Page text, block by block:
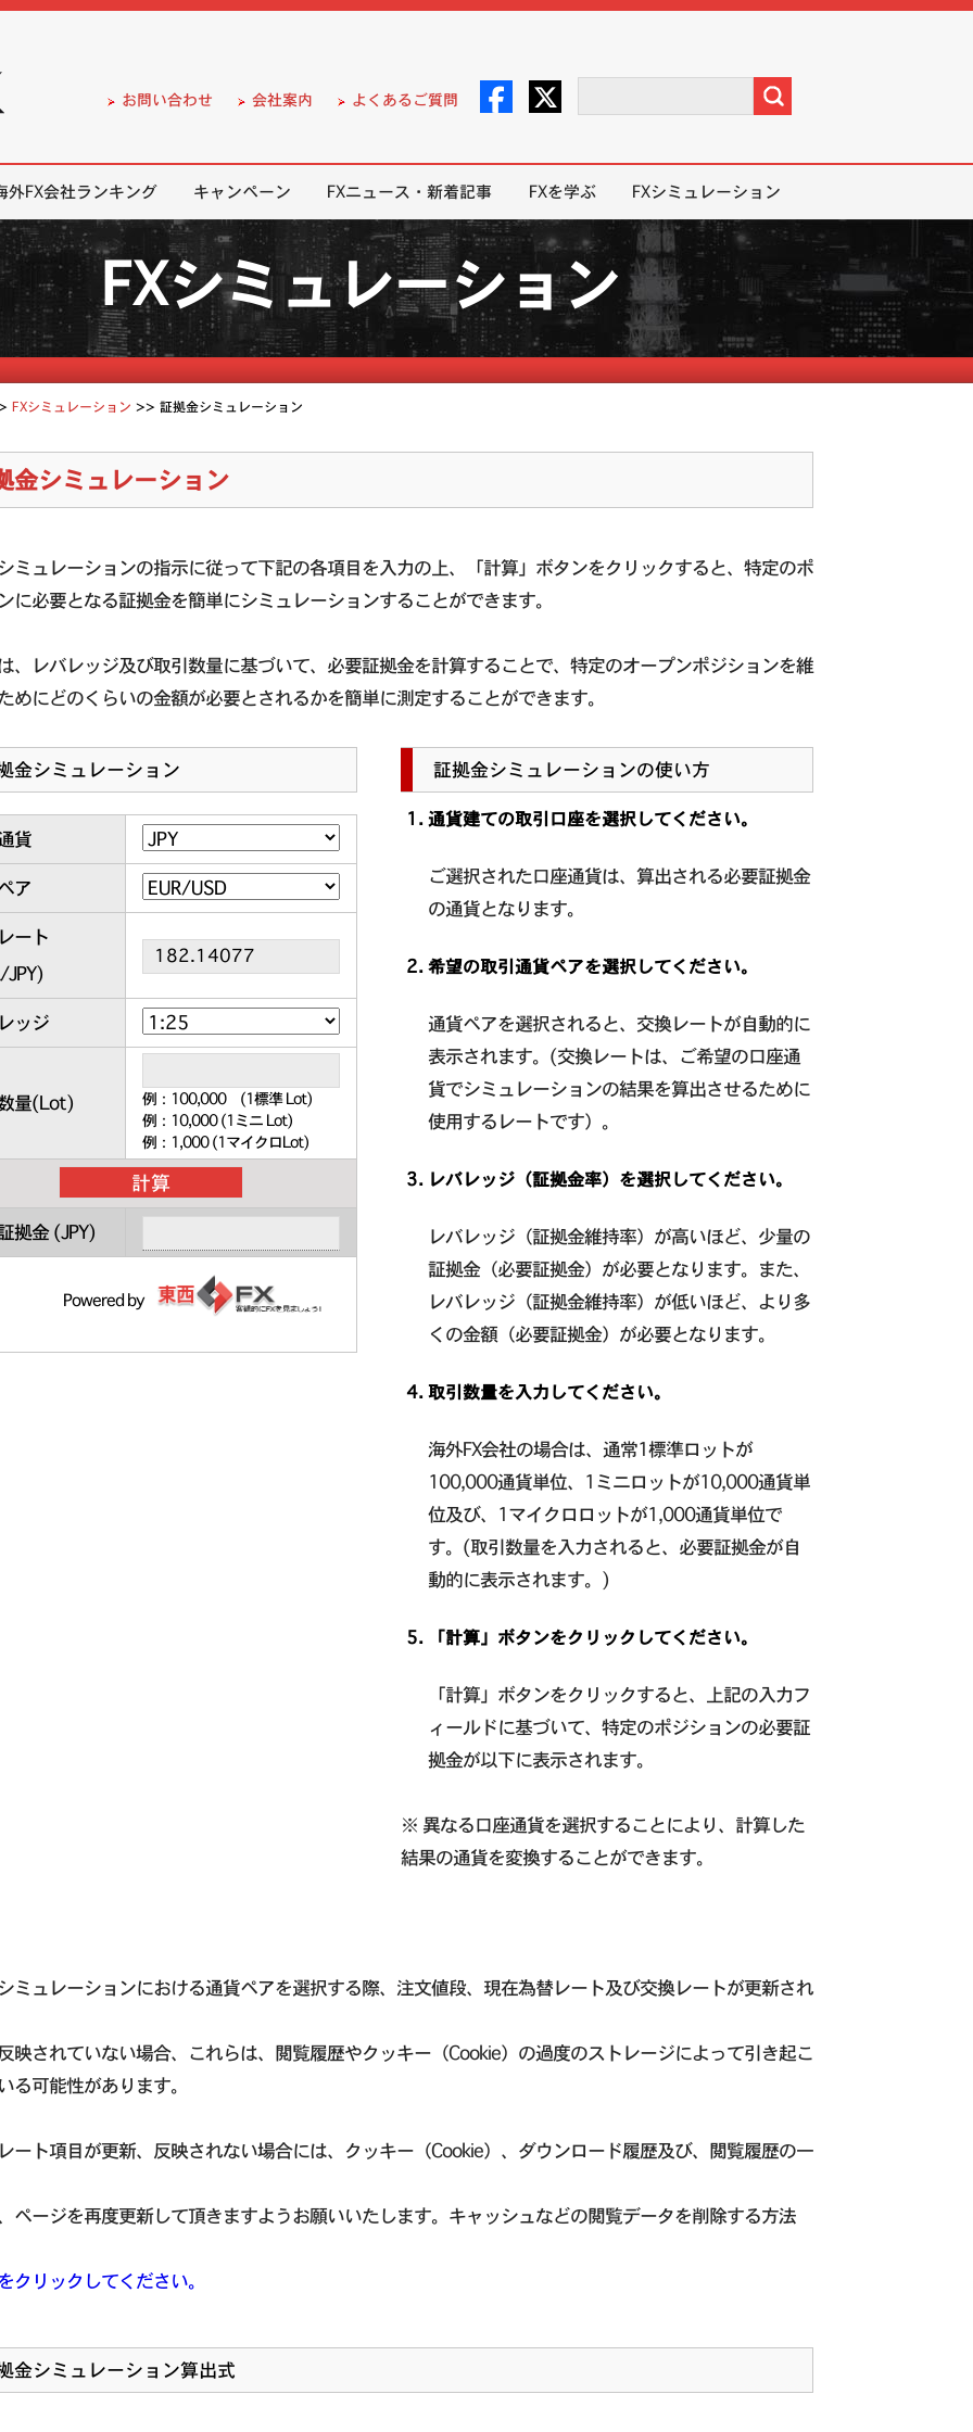
お問い合わせ 会社案内 よくあるご質問
外FX会社ランキング キャンペーン FXニュース・新着記事 FXを学ぶ FXシミュレーション
FXシミュレーション
FXシミュレーション >> 証拠金シミュレーション
金シミュレーション
ミュレーションの指示に従って下記の各項目を入力の上、「計算」ボタンをクリックすると、特定のポ
に必要となる証拠金を簡単にシミュレーションすることができます。
、レバレッジ及び取引数量に基づいて、必要証拠金を計算することで、特定のオープンポジションを維
めにどのくらいの金額が必要とされるかを簡単に測定することができます。
金シミュレーション
貨
ア
ート
JPY)
ッジ
量(Lot)
例：100,000 (1標準 Lot)
例：10,000 (1ミニ Lot)
例：1,000 (1マイクロLot)
拠金 (JPY)
Powered by
証拠金シミュレーションの使い方
通貨建ての取引口座を選択してください。
ご選択された口座通貨は、算出される必要証拠金
の通貨となります。
希望の取引通貨ペアを選択してください。
通貨ペアを選択されると、交換レートが自動的に
表示されます。(交換レートは、ご希望の口座通
貨でシミュレーションの結果を算出させるために
使用するレートです）。
レバレッジ（証拠金率）を選択してください。
レバレッジ（証拠金維持率）が高いほど、少量の
証拠金（必要証拠金）が必要となります。また、
レバレッジ（証拠金維持率）が低いほど、より多
くの金額（必要証拠金）が必要となります。
取引数量を入力してください。
海外FX会社の場合は、通常1標準ロットが
100,000通貨単位、1ミニロットが10,000通貨単
位及び、1マイクロロットが1,000通貨単位で
す。(取引数量を入力されると、必要証拠金が自
動的に表示されます。)
「計算」ボタンをクリックしてください。
「計算」ボタンをクリックすると、上記の入力フ
ィールドに基づいて、特定のポジションの必要証
拠金が以下に表示されます。
※ 異なる口座通貨を選択することにより、計算した
結果の通貨を変換することができます。
ミュレーションにおける通貨ペアを選択する際、注文値段、現在為替レート及び交換レートが更新され
映されていない場合、これらは、閲覧履歴やクッキー（Cookie）の過度のストレージによって引き起こ
る可能性があります。
ート項目が更新、反映されない場合には、クッキー（Cookie）、ダウンロード履歴及び、閲覧履歴の一
ページを再度更新して頂きますようお願いいたします。キャッシュなどの閲覧データを削除する方法
クリックしてください。
金シミュレーション算出式